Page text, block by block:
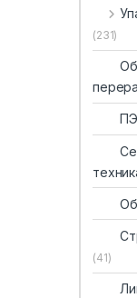
(231)
(41)